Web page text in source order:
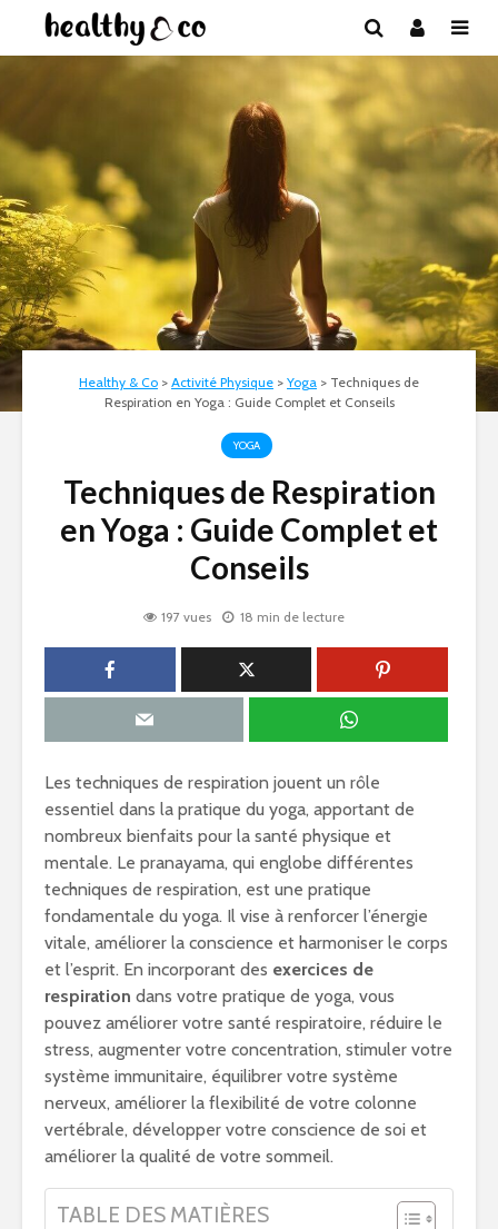
Healthy & Co > Activité Physique > Yoga > Techniques de
Respiration en Yoga : Guide Complet et Conseils
YOGA
Techniques de Respiration
en Yoga : Guide Complet et
Conseils
197 vues 18 min de lecture
Les techniques de respiration jouent un rôle
essentiel dans la pratique du yoga, apportant de
nombreux bienfaits pour la santé physique et
mentale. Le pranayama, qui englobe différentes
techniques de respiration, est une pratique
fondamentale du yoga. Il vise à renforcer l’énergie
vitale, améliorer la conscience et harmoniser le corps
et l’esprit. En incorporant des exercices de
respiration dans votre pratique de yoga, vous
pouvez améliorer votre santé respiratoire, réduire le
stress, augmenter votre concentration, stimuler votre
système immunitaire, équilibrer votre système
nerveux, améliorer la flexibilité de votre colonne
vertébrale, développer votre conscience de soi et
améliorer la qualité de votre sommeil.
TABLE DES MATIÈRES